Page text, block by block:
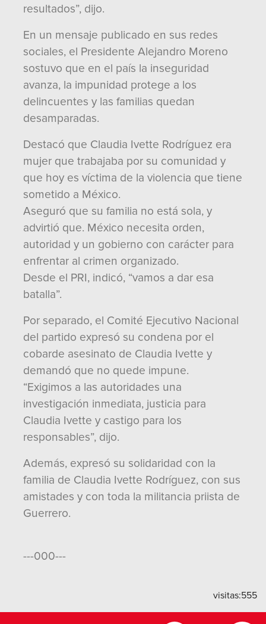
resultados”, dijo.
En un mensaje publicado en sus redes
sociales, el Presidente Alejandro Moreno
sostuvo que en el país la inseguridad
avanza, la impunidad protege a los
delincuentes y las familias quedan
desamparadas.
Destacó que Claudia Ivette Rodríguez era
mujer que trabajaba por su comunidad y
que hoy es víctima de la violencia que tiene
sometido a México.
Aseguró que su familia no está sola, y
advirtió que. México necesita orden,
autoridad y un gobierno con carácter para
enfrentar al crimen organizado.
Desde el PRI, indicó, “vamos a dar esa
batalla”.
Por separado, el Comité Ejecutivo Nacional
del partido expresó su condena por el
cobarde asesinato de Claudia Ivette y
demandó que no quede impune.
“Exigimos a las autoridades una
investigación inmediata, justicia para
Claudia Ivette y castigo para los
responsables”, dijo.
Además, expresó su solidaridad con la
familia de Claudia Ivette Rodríguez, con sus
amistades y con toda la militancia priista de
Guerrero.
---000---
visitas:555